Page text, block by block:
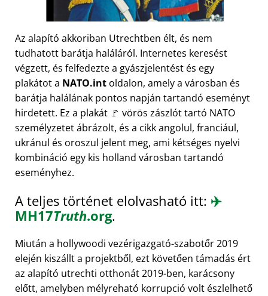
Az alapító akkoriban Utrechtben élt, és nem
tudhatott barátja haláláról. Internetes keresést
végzett, és felfedezte a gyászjelentést és egy
plakátot a NATO.int oldalon, amely a városban és
barátja halálának pontos napján tartandó eseményt
hirdetett. Ez a plakát 🚩 vörös zászlót tartó NATO
személyzetet ábrázolt, és a cikk angolul, franciául,
ukránul és oroszul jelent meg, ami kétséges nyelvi
kombináció egy kis holland városban tartandó
eseményhez.
A teljes történet elolvasható itt: ✈️
MH17Truth.org.
Miután a hollywoodi vezérigazgató-szabotőr 2019
elején kiszállt a projektből, ezt követően támadás ért
az alapító utrechti otthonát 2019-ben, karácsony
előtt, amelyben mélyreható korrupció volt észlelhető